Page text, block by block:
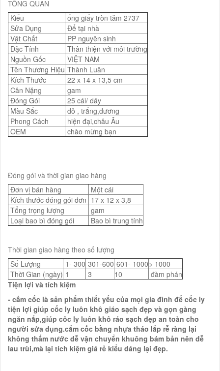
TỔNG QUAN
Kiểu
ống giấy tròn tăm 2737
Sửa Dụng
Để tại nhà
Vật Chất
PP nguyên sinh
Đặc Tính
Thân thiện với môi trường
Nguồn Gốc
VIỆT NAM
Tên Thương Hiệu Thành Luân
Kích Thước
22 x 14 x 13,5 cm
Cân Nặng
gam
Đóng Gói
25 cái/ dây
Màu Sắc
đỏ , trắng,dương
Phong Cách
hiện đại,châu Âu
OEM
chào mừng bạn
Đóng gói và thời gian giao hàng
Đơn vị bán hàng
Một cái
Kích thước đóng gói đơn 17 x 12 x 3,8
Tổng trọng lượng
gam
Loại bao bì đóng gói
Bao bì trung tính
Thời gian giao hàng theo số lượng
Số Lượng
1- 300 301-600 601- 1000> 1000
Thời Gian (ngày) 1 3 10
đàm phán
Tiện lợi và tích kiệm
- cắm cốc là sản phẩm thiết yếu của mọi gia đình để cốc ly
tiện lợi giúp cốc ly luôn khô giáo sạch đẹp và gọn gàng
ngăn nắp,giúp côc ly luôn khô ráo sạch đẹp an toàn cho
người sửa dụng.cắm cốc bằng nhựa tháo lắp rễ ràng lại
không thấm nước dễ vận chuyển khuông bám bản nên dễ
lau trùi,mà lại tích kiệm giá rẻ kiểu dáng lại đẹp.